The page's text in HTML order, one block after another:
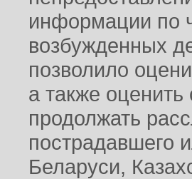
информации по
возбужденных
позволило
а также оценить
продолжать
пострадавшего
Беларуси,